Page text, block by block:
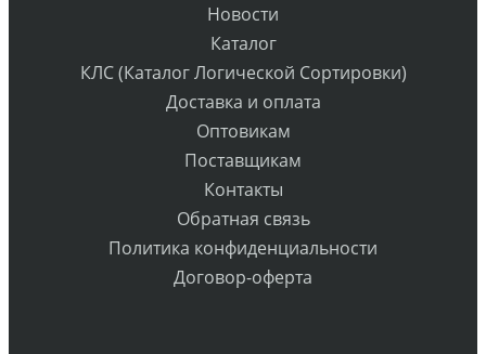
Новости
Каталог
КЛС (Каталог Логической Сортировки)
Доставка и оплата
Оптовикам
Поставщикам
Контакты
Обратная связь
Политика конфиденциальности
Договор-оферта